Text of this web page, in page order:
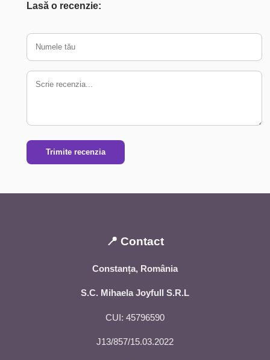
Lasă o recenzie:
Trimite recenzia
📍 Contact
Constanța, România
S.C. Mihaela Joyfull S.R.L
CUI: 45796590
J13/857/15.03.2022